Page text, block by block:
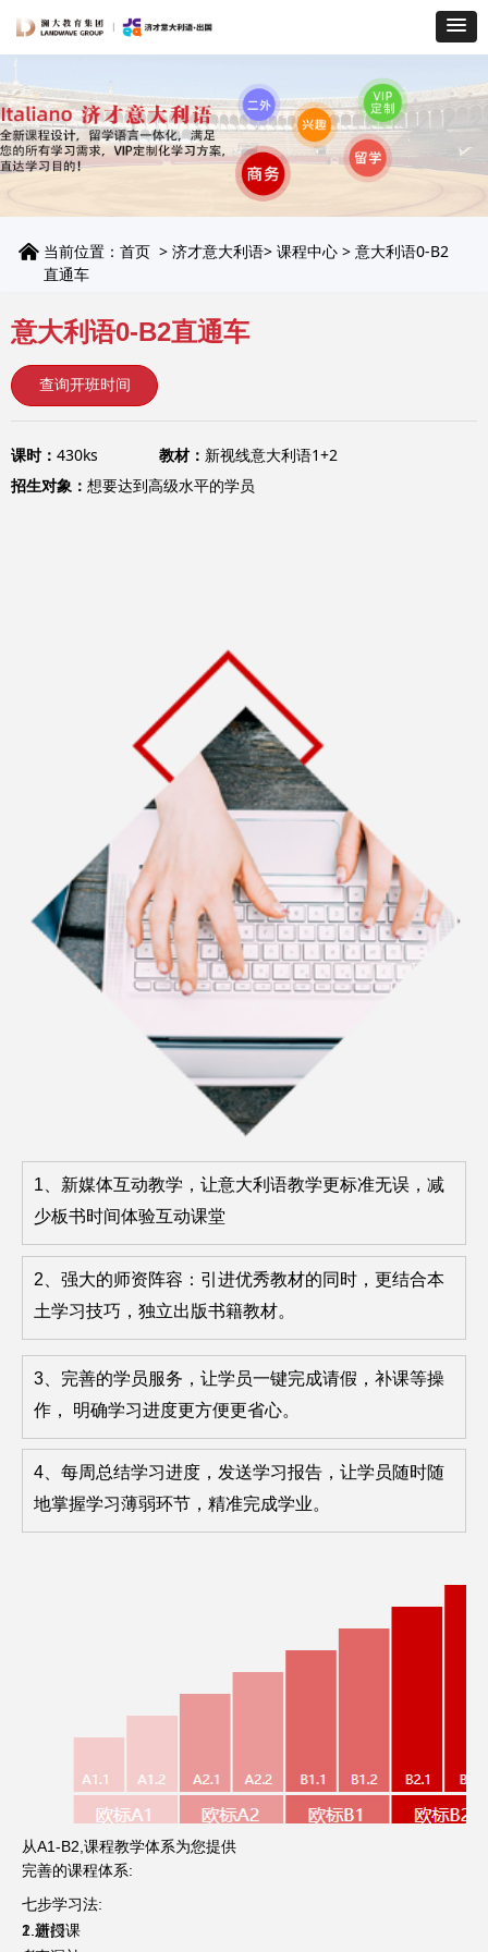
课时： 430ks 教材： 新视线意大利语1+2
招生对象： 想要达到高级水平的学员
意大利语0-B2直通车
1、新媒体互动教学，让意大利语教学更标准无误，减
少板书时间体验互动课堂
2、强大的师资阵容：引进优秀教材的同时，更结合本
土学习技巧，独立出版书籍教材。
3、完善的学员服务，让学员一键完成请假，补课等操
作， 明确学习进度更方便更省心。
4、每周总结学习进度，发送学习报告，让学员随时随
地掌握学习薄弱环节，精准完成学业。
从A1-B2,课程教学体系为您提供
完善的课程体系:
七步学习法:
1.进门
2.新授课
查询开班时间
낀 当前位置： 首页 > 济才意大利语> 课程中心 > 意大利语0-B2
直通车